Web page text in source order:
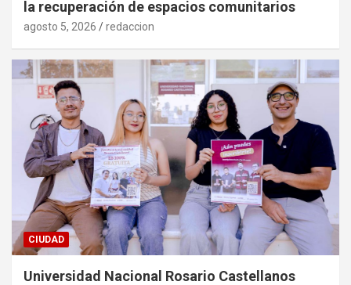
la recuperación de espacios comunitarios
agosto 5, 2026 redaccion
CIUDAD
Universidad Nacional Rosario Castellanos